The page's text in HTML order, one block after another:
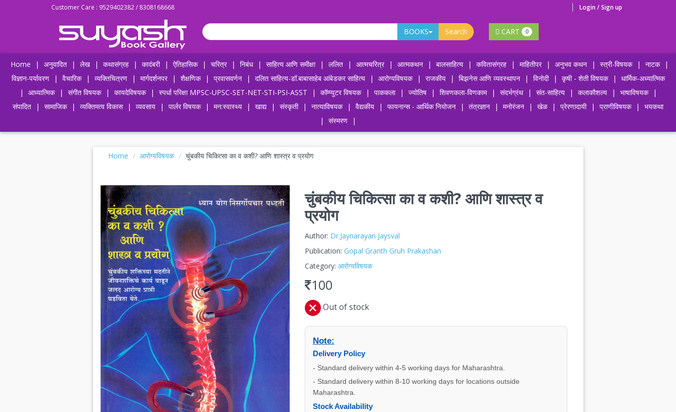
Customer Care : 9529402382 / 8308168668 Login / Sign up
BOOKS Search CART 0
Home | अनुवादित | लेख | कथासंग्रह | कादंबरी | ऐतिहासिक | चरित्र | निबंध | साहित्य आणि समीक्षा | ललित | आत्मचरित्र | आत्मकथन | बालसाहित्य | कवितासंग्रह | माहितीपर | अनुभव कथन | स्त्री-विषयक | नाटक
|
विज्ञान-पर्यावरण
| वैचारिक | व्यक्तिचित्रण | मार्गदर्शनपर | शैक्षणिक | प्रवासवर्णन | दलित साहित्य-डॉ.बाबासाहेब आंबेडकर साहित्य | आरोग्यविषयक | राजकीय | बिझनेस आणि व्यवस्थापन | विनोदी | कृषी - शेती विषयक |
धार्मिक-अध्यात्मिक
|
आध्यात्मिक | संगीत विषयक | कायदेविषयक | स्पर्धा परिक्षा MPSC-UPSC-SET-NET-STI-PSI-ASST | कॉम्प्युटर विषयक | पाककला | ज्योतिष | शिवणकला-विणकाम | संदर्भग्रंथ | संत-साहित्य | कलाकौशल्य | भाषाविषयक
|
संपादित
| सामाजिक | व्यक्तिमत्व विकास | व्यवसाय | पार्लर विषयक | मन:स्वास्थ्य | खाद्य | संस्कृती | नात्याविषयक | वैद्यकीय | फायनान्स - आर्थिक नियोजन | तंत्रज्ञान | मनोरंजन | खेळ | प्रेरणादायी | प्राणीविषयक |
भयकथा
|
संस्मरण |
Home आरोग्यविषयक चुंबकीय चिकित्सा का व कशी? आणि शास्त्र व प्रयोग
चुंबकीय चिकित्सा का व कशी? आणि शास्त्र व
प्रयोग
Author: Dr.Jaynarayan Jaysval
Publication: Gopal Granth Gruh Prakashan
Category: आरोग्यविषयक
100
Out of stock
Note:
Delivery Policy
- Standard delivery within 4-5 working days for Maharashtra.
- Standard delivery within 8-10 working days for locations outside
Maharashtra.
Stock Availability